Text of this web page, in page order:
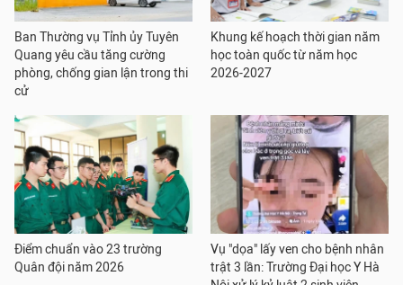
Ban Thường vụ Tỉnh ủy Tuyên
Quang yêu cầu tăng cường
phòng, chống gian lận trong thi
cử
Khung kế hoạch thời gian năm
học toàn quốc từ năm học
2026-2027
Điểm chuẩn vào 23 trường
Quân đội năm 2026
Vụ "dọa" lấy ven cho bệnh nhân
trật 3 lần: Trường Đại học Y Hà